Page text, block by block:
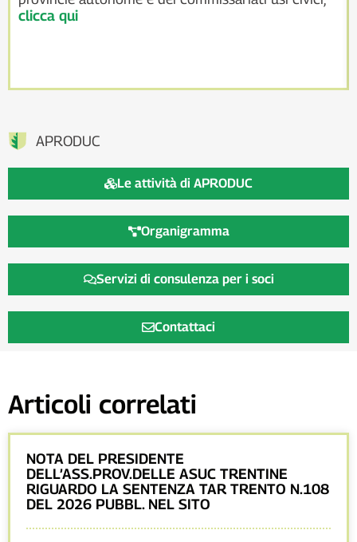
clicca qui
APRODUC
Le attività di APRODUC
Organigramma
Servizi di consulenza per i soci
Contattaci
Articoli correlati
NOTA DEL PRESIDENTE
DELL’ASS.PROV.DELLE ASUC TRENTINE
RIGUARDO LA SENTENZA TAR TRENTO N.108
DEL 2026 PUBBL. NEL SITO